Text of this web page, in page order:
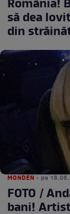
România!
să dea
din
MONDEN • pe
FOTO /
bani!